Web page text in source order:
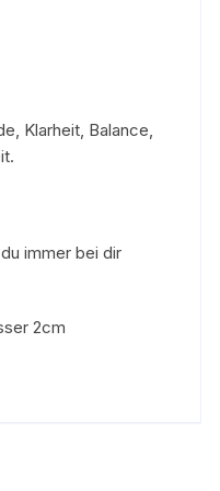
Klarheit, Balance,
immer bei dir
2cm